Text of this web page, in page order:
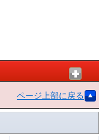
ページ上部に戻る